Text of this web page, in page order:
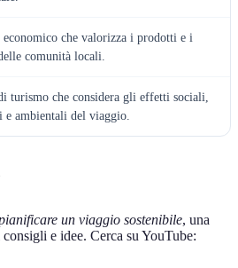
economico che valorizza i prodotti e i
comunità locali.
turismo che considera gli effetti sociali,
e ambientali del viaggio.
un viaggio sostenibile, una
e idee. Cerca su YouTube: